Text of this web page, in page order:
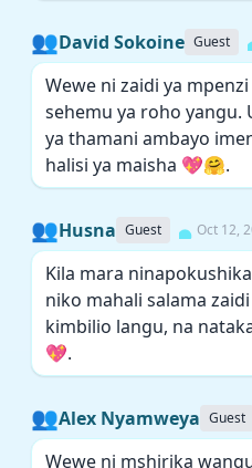
👥David Sokoine Guest
Wewe ni zaidi ya
sehemu ya roho yangu.
ya thamani ambayo
halisi ya maisha 💖🤗.
👥Husna Guest Oct 12,
Kila mara
niko mahali salama
kimbilio langu, na
💖.
👥Alex Nyamweya Guest
Wewe ni mshirika